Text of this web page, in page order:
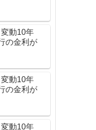
変動10年
の金利が
変動10年
の金利が
変動10年